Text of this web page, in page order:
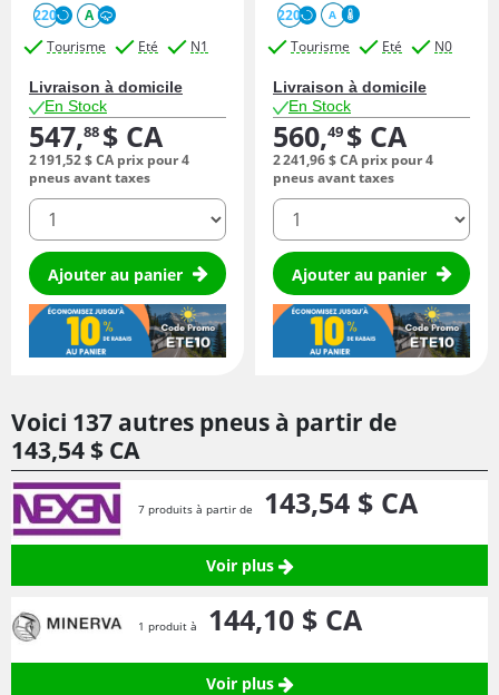
220
A
Tourisme
Eté N1
Livraison à domicile
En Stock
547,88 $ CA
2 191,52$ CA prix pour 4
pneus avant taxes
quantité
Ajouter au panier
220 A
Tourisme Eté N0
Livraison à domicile
En Stock
560,49 $ CA
2 241,96$ CA prix pour 4
pneus avant taxes
quantité
Ajouter au panier
Voici 137 autres pneus à partir de
143,54 $ CA
7 produits à partir de 143,54 $ CA
Voir plus
1 produit à 144,10 $ CA
Voir plus